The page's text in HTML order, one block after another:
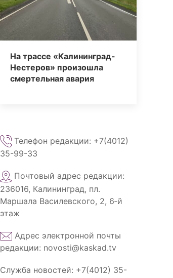
На трассе «Калининград-
Нестеров» произошла
смертельная авария
Телефон редакции: +7(4012)
35-99-33
Почтовый адрес редакции:
236016, Калининград, пл.
Маршала Василевского, 2, 6‑й
этаж
Адрес электронной почты
редакции: novosti@kaskad.tv
Служба новостей: +7(4012) 35-